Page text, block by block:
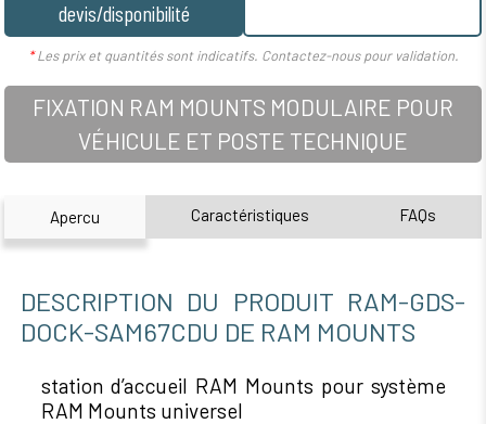
devis/disponibilité
*Les prix et quantités sont indicatifs. Contactez-nous pour validation.
FIXATION RAM MOUNTS MODULAIRE POUR
VÉHICULE ET POSTE TECHNIQUE
Apercu Caractéristiques FAQs
DESCRIPTION DU PRODUIT RAM-GDS-
DOCK-SAM67CDU DE RAM MOUNTS
station d’accueil RAM Mounts pour système
RAM Mounts universel